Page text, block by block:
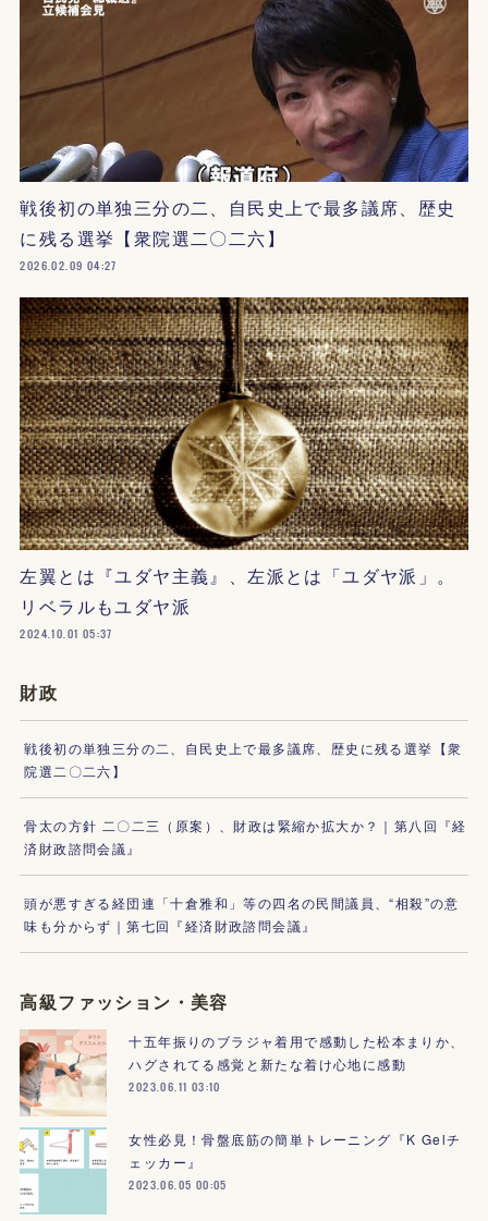
戦後初の単独三分の二、自民史上で最多議席、歴史
に残る選挙【衆院選二〇二六】
2026.02.09 04:27
左翼とは『ユダヤ主義』、左派とは「ユダヤ派」。
リベラルもユダヤ派
2024.10.01 05:37
財政
戦後初の単独三分の二、自民史上で最多議席、歴史に残る選挙【衆
院選二〇二六】
骨太の方針 二〇二三（原案）、財政は緊縮か拡大か？｜第八回『経
済財政諮問会議』
頭が悪すぎる経団連「十倉雅和」等の四名の民間議員、“相殺”の意
味も分からず｜第七回『経済財政諮問会議』
高級ファッション・美容
十五年振りのブラジャ着用で感動した松本まりか、
ハグされてる感覚と新たな着け心地に感動
2023.06.11 03:10
女性必見！骨盤底筋の簡単トレーニング『K Gelチ
ェッカー』
2023.06.05 00:05